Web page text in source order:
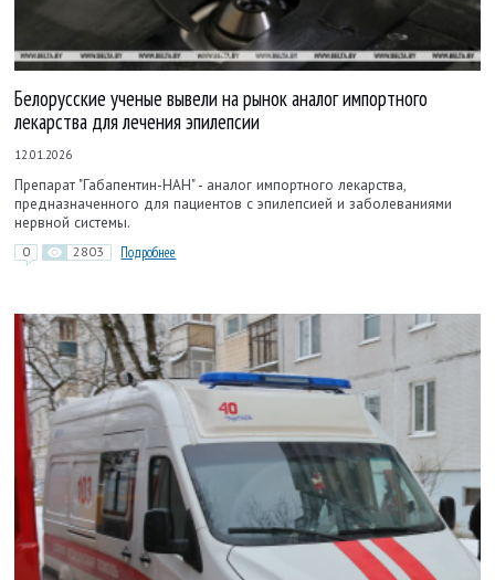
Белорусские ученые вывели на рынок аналог импортного
лекарства для лечения эпилепсии
12.01.2026
Препарат "Габапентин-НАН" - аналог импортного лекарства,
предназначенного для пациентов с эпилепсией и заболеваниями
нервной системы.
0 2803 Подробнее